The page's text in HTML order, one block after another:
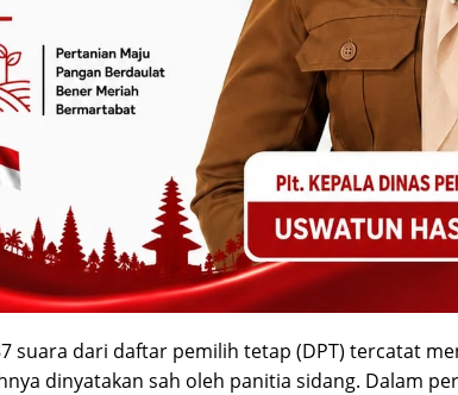
suara dari daftar pemilih tetap (DPT) tercatat
dinyatakan sah oleh panitia sidang. Dalam